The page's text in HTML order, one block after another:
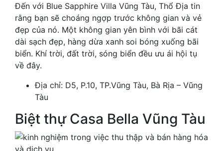
Đến với Blue Sapphire Villa Vũng Tàu, Thổ Địa tin
rằng bạn sẽ choáng ngợp trước không gian và vẻ
đẹp của nó. Một không gian yên bình với bãi cát
dài sạch đẹp, hàng dừa xanh soi bóng xuống bãi
biển. Khí trời, đất trời, sóng biển đều ưu ái hội tụ
về đây.
Địa chỉ: D5, P.10, TP.Vũng Tàu, Bà Rịa – Vũng
Tàu
Biệt thự Casa Bella Vũng Tàu